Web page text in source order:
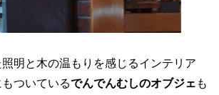
明と木の温もりを感じるインテリア
ついているでんでんむしのオブジェ も